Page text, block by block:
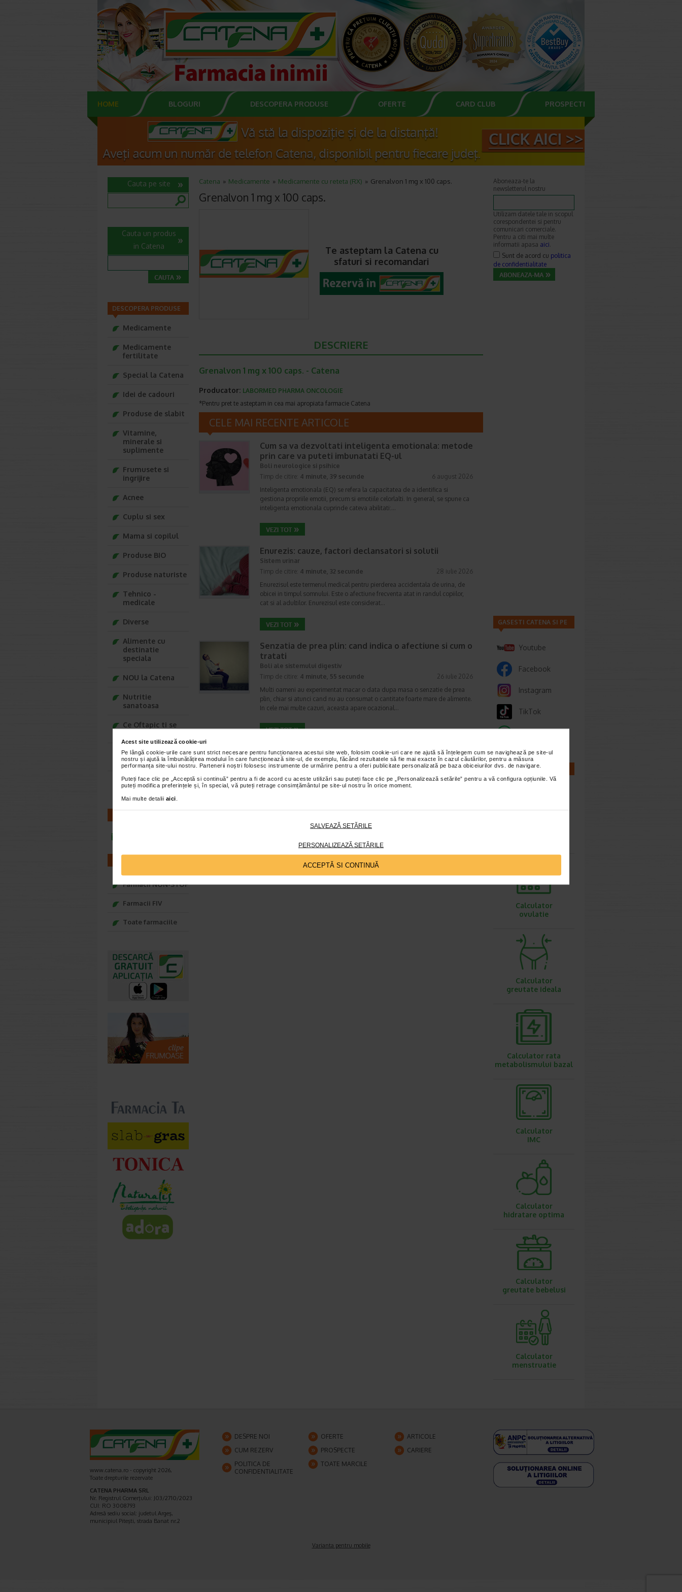
Acest site utilizează cookie-uri
Pe lângă cookie-urile care sunt strict necesare pentru funcționarea acestui site web, folosim cookie-uri care ne ajută să înțelegem cum se navighează pe site-ul
nostru și ajută la îmbunătățirea modului în care funcționează site-ul, de exemplu, făcând rezultatele să fie mai exacte în cazul căutărilor, pentru a măsura
performanța site-ului nostru. Partenerii noștri folosesc instrumente de urmărire pentru a oferi publicitate personalizată pe baza obiceiurilor dvs. de navigare.
Puteți face clic pe „Acceptă si continuă” pentru a fi de acord cu aceste utilizări sau puteți face clic pe „Personalizează setările” pentru a vă configura opțiunile. Vă
puteți modifica preferințele și, în special, vă puteți retrage consimțământul pe site-ul nostru în orice moment.
Mai multe detalii aici
SALVEAZĂ SETĂRILE
PERSONALIZEAZĂ SETĂRILE
ACCEPTĂ SI CONTINUĂ
HOME BLOGURI DESCOPERA PRODUSE OFERTE CARD CLUB PROSPECTE
Catena Medicamente Medicamente cu reteta (RX) Grenalvon 1 mg x 100 caps.
Grenalvon 1 mg x 100 caps.
Te asteptam la Catena cu
sfaturi si recomandari
DESCRIERE
Grenalvon 1 mg x 100 caps. - Catena
Producator: LABORMED PHARMA ONCOLOGIE
*Pentru pret te asteptam in cea mai apropiata farmacie Catena
CELE MAI RECENTE ARTICOLE
Cum sa va dezvoltati inteligenta emotionala: metode
prin care va puteti imbunatati EQ-ul
Boli neurologice si psihice
Timp de citire: 4 minute, 39 secunde
6 august 2026
Inteligenta emotionala (EQ) se refera la capacitatea de a identifica si
gestiona propriile emotii, precum si emotiile celorlalti. In general, se spune ca
inteligenta emotionala cuprinde cateva abilitati:…
Enurezis: cauze, factori declansatori si solutii
Sistem urinar
Timp de citire: 4 minute, 32 secunde
28 iulie 2026
Enurezisul este termenul medical pentru pierderea accidentala de urina, de
obicei in timpul somnului. Este o afectiune frecventa atat in randul copiilor,
cat si al adultilor. Enurezisul este considerat…
Senzatia de prea plin: cand indica o afectiune si cum o
tratati
Boli ale sistemului digestiv
Timp de citire: 4 minute, 55 secunde
26 iulie 2026
Multi oameni au experimentat macar o data dupa masa o senzatie de prea
plin, chiar si atunci cand nu au consumat o cantitate foarte mare de alimente.
In cele mai multe cazuri, aceasta apare ocazional…
Totul despre meteorism: cauze, factori declansatori,
tratament si dieta
Boli ale sistemului digestiv
Timp de citire:6 minute, 3 secunde
26 iulie 2026
Cauta pe site
Cauta un produs
in Catena
DESCOPERA PRODUSE
Medicamente
Medicamente
fertilitate
Special la Catena
Idei de cadouri
Produse de slabit
Vitamine,
minerale si
suplimente
Frumusete si
ingrijire
Acnee
Cuplu si sex
Mama si copilul
Produse BIO
Produse naturiste
Tehnico -
medicale
Diverse
Alimente cu
destinatie
speciala
NOU la Catena
Nutritie
sanatoasa
Ce Oftapic ti se
Adora – Adorabili
din prima clipa
Seturi cadou
Baylis&Harding
Farmacii NON-STOP
Farmacii FIV
Toate farmaciile
Aboneaza-te la
newsletterul nostru
Utilizam datele tale in scopul
corespondentei si pentru
comunicari comerciale.
Pentru a citi mai multe
informatii apasa aici.
Sunt de acord cu politica
de confidentialitate
GASESTI CATENA SI PE
Youtube
Facebook
Instagram
TikTok
CALCULATOARE
Calculator
ovulatie
Calculator
greutate ideala
Calculator rata
metabolismului bazal
Calculator
IMC
Calculator
hidratare optima
Calculator
greutate bebelusi
Calculator
menstruatie
www.catena.ro - copyright 2026,
Toate drepturile rezervate
CATENA PHARMA SRL
Nr. Registrul Comerţului: J03/2710/2023
CUI: RO 3008793
Adresă sediu social: judetul Argeş,
municipiul Piteşti, strada Banat nr.2
DESPRE NOI OFERTE
ARTICOLE
CUM REZERV
PROSPECTE
CARIERE
POLITICA DE
CONFIDENTIALITATE
TOATE MARCILE
Varianta pentru mobile